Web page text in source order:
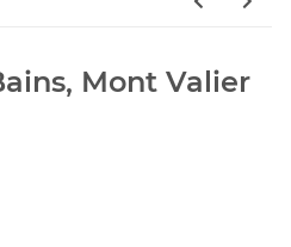
Mont Valier